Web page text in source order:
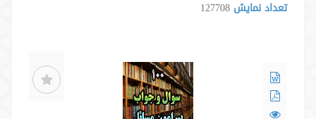
تعداد نمایش 127708